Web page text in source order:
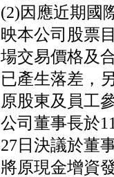
(2)因應近期國
映本公司股票
場交易價格及
已產生落差，
原股東及員工
公司董事長於
27日決議於董
將原現金增資